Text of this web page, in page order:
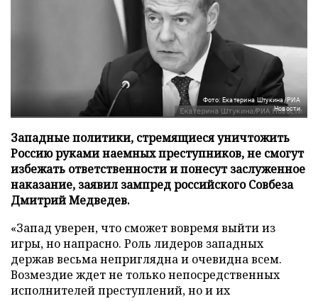
Фото: Екатерина Штукина/РИА
Новости
Западные политики, стремящиеся уничтожить
Россию руками наемных преступников, не смогут
избежать ответственности и понесут заслуженное
наказание, заявил зампред российского Совбеза
Дмитрий Медведев.
«Запад уверен, что сможет вовремя выйти из
игры, но напрасно. Роль лидеров западных
держав весьма неприглядна и очевидна всем.
Возмездие ждет не только непосредственных
исполнителей преступлений, но и их